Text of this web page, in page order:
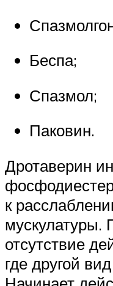
Беспа;
Спазмол;
Паковин.
Дротаверин
к
мускулатуры.
отсутствие
где другой